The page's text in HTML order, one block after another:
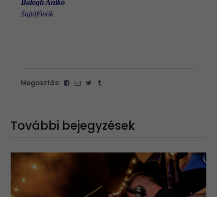
Balogh Anikó
Sajtófőnök
Megosztás:
További bejegyzések